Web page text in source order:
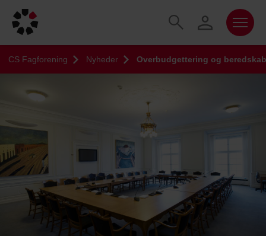
CS Fagforening Nyheder Overbudgettering og